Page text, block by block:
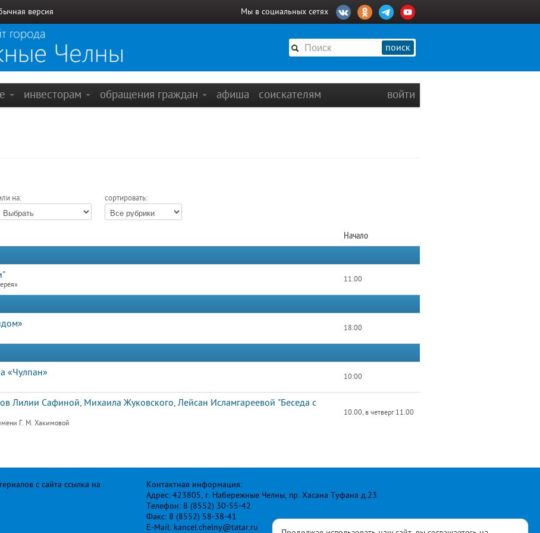
версия Мы в социальных сетях
поиск
инвесторам обращения граждан афиша соискателям войти
на: сортировать:
Начало
11.00
18.00
«Чулпан»
10:00
Лилии Сафиной, Михаила Жуковского, Лейсан Исламгареевой "Беседа с
Г. М. Хакимовой
10.00, в четверг 11.00
с сайта ссылка на
Контактная информация:
Адрес: 423805, г. Набережные Челны, пр. Хасана Туфана д.23
Телефон: 8 (8552) 30-55-42
Факс: 8 (8552) 58-38-41
E-Mail: kancel.chelny@tatar.ru